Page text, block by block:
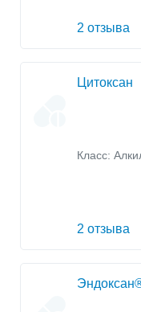
2 отзыва
Цитоксан
Класс:
2 отзыва